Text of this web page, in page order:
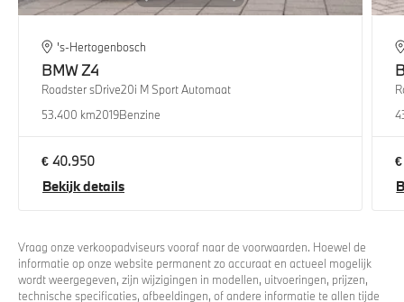
's-Hertogenbosch
BMWZ4
Roadster sDrive20i M Sport Automaat
53.400 km2019Benzine
€ 40.950
Bekijk details
Vraag onze verkoopadviseurs vooraf naar de voorwaarden. Hoewel de
informatie op onze website permanent zo accuraat en actueel mogelijk
wordt weergegeven, zijn wijzigingen in modellen, uitvoeringen, prijzen,
technische specificaties, afbeeldingen, of andere informatie te allen tijde